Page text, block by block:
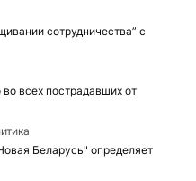
сотрудничества” с
всех пострадавших от
Беларусь" определяет